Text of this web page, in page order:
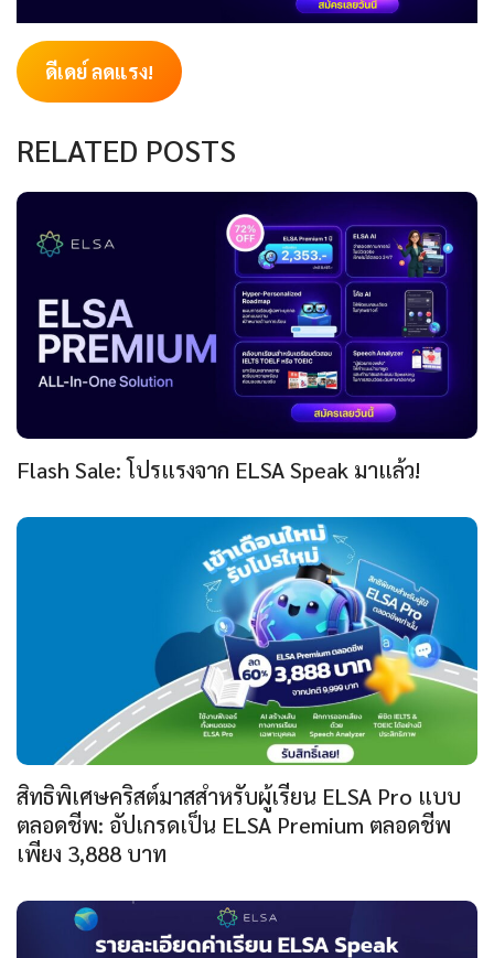
ดีเดย์ ลดแรง!
RELATED POSTS
Flash Sale: โปรแรงจาก ELSA Speak มาแล้ว!
สิทธิพิเศษคริสต์มาสสำหรับผู้เรียน ELSA Pro แบบ
ตลอดชีพ: อัปเกรดเป็น ELSA Premium ตลอดชีพ
เพียง 3,888 บาท